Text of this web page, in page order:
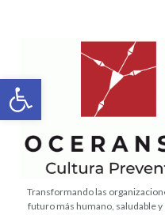
Abrir barra
Oceransky
Preventiva
Transformando las
futuro más humano, saludable